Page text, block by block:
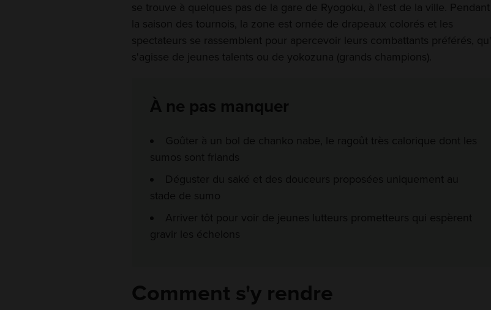
se trouve à quelques pas de la gare de Ryogoku, à l'est de la ville. Pendant
la saison des tournois, la zone est ornée de drapeaux colorés et les
spectateurs se rassemblent pour apercevoir leurs combattants préférés, qu'il
s'agisse de jeunes talents ou de yokozuna (grands champions).
À ne pas manquer
Goûter à un bol de chanko nabe, le ragoût très calorique dont les
sumos sont friands
Déguster du saké et des douceurs proposées uniquement au
stade de sumo
Arriver tôt pour voir de jeunes lutteurs prometteurs qui espèrent
gravir les échelons
Comment s'y rendre